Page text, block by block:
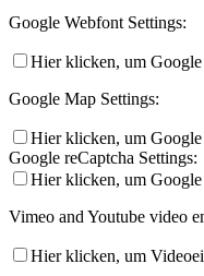
Google Webfont Settings:
Hier klicken, um
Google Map Settings:
Hier klicken, um
Google reCaptcha Settings:
Hier klicken, um
Vimeo and Youtube video
Hier klicken, um